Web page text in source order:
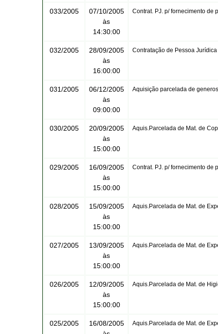
033/2005
07/10/2005
às
14:30:00
Contrat. PJ. p/ fornecimento de
032/2005
28/09/2005
às
16:00:00
Contratação de Pessoa
031/2005
06/12/2005
às
09:00:00
Aquisição parcelada de
030/2005
20/09/2005
às
15:00:00
Aquis.Parcelada de Mat. de
029/2005
16/09/2005
às
15:00:00
Contrat. PJ. p/ fornecimento de
028/2005
15/09/2005
às
15:00:00
Aquis.Parcelada de Mat. de
027/2005
13/09/2005
às
15:00:00
Aquis.Parcelada de Mat. de
026/2005
12/09/2005
às
15:00:00
Aquis.Parcelada de Mat. de
025/2005
16/08/2005
Aquis.Parcelada de Mat. de